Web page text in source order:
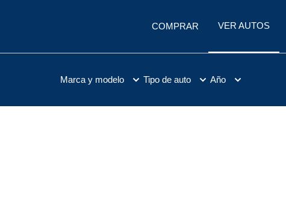
COMPRAR VER AUTOS
Marca y modelo Tipo de auto Año